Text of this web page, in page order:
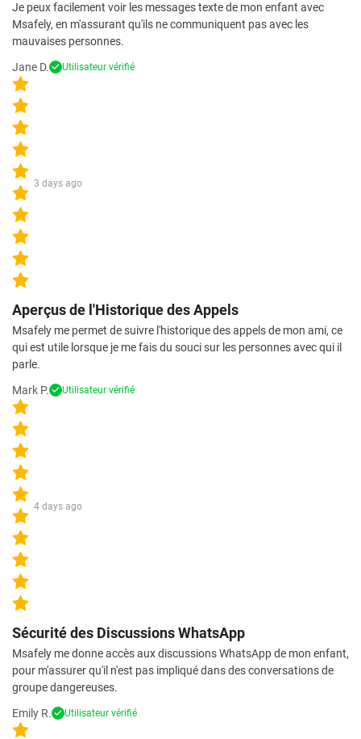
Je peux facilement voir les messages texte de mon enfant avec
Msafely, en m'assurant qu'ils ne communiquent pas avec les
mauvaises personnes.
Jane D.
Utilisateur vérifié
3 days ago
Aperçus de l'Historique des Appels
Msafely me permet de suivre l'historique des appels de mon ami, ce
qui est utile lorsque je me fais du souci sur les personnes avec qui il
parle.
Mark P.
Utilisateur vérifié
4 days ago
Sécurité des Discussions WhatsApp
Msafely me donne accès aux discussions WhatsApp de mon enfant,
pour m'assurer qu'il n'est pas impliqué dans des conversations de
groupe dangereuses.
Emily R.
Utilisateur vérifié